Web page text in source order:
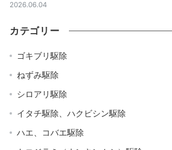
2026.06.04
カテゴリー
ゴキブリ駆除
ねずみ駆除
シロアリ駆除
イタチ駆除、ハクビシン駆除
ハエ、コバエ駆除